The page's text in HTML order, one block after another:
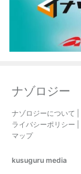
ナゾロジー
ナゾロジーについて
ライバシーポリシー
マップ
kusuguru media